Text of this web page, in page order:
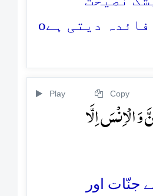
فائدہ دیتی ہےo
Play Copy
الۡاِنۡسَ اِلَّا
جنّات اور